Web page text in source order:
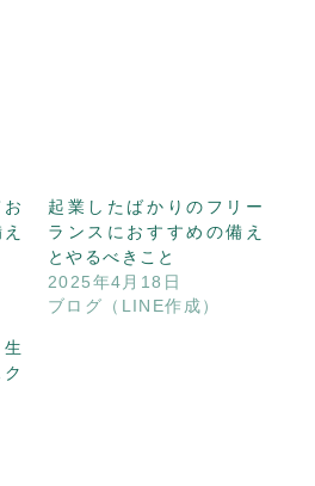
起業したばかりのフリー
ランスにおすすめの備え
とやるべきこと
2025年4月18日
ブログ（LINE作成）